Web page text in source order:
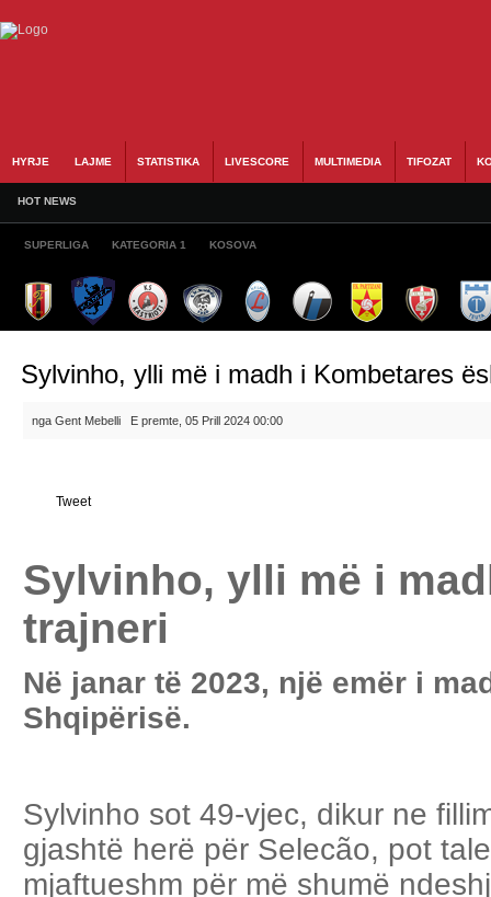
HYRJE LAJME STATISTIKA LIVESCORE MULTIMEDIA TIFOZAT
HOT NEWS
SUPERLIGA KATEGORIA 1 KOSOVA
Sylvinho, ylli më i madh i Kombetares
nga Gent Mebelli E premte, 05 Prill 2024 00:00
Tweet
Sylvinho, ylli më i
trajneri
Në janar të 2023, një emër i
Shqipërisë.
Sylvinho sot 49-vjec, dikur ne
gjashtë herë për Selecão, pot
mjaftueshm për më shumë